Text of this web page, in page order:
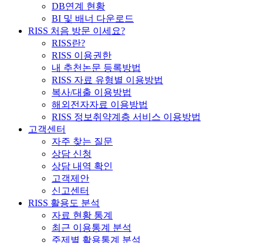
DB연계 현황
BI 및 배너 다운로드
RISS 처음 방문 이세요?
RISS란?
RISS 이용권한
내 추천논문 등록방법
RISS 자료 유형별 이용방법
복사/대출 이용방법
해외전자자료 이용방법
RISS 정보취약계층 서비스 이용방법
고객센터
자주 찾는 질문
상담 신청
상담 내역 확인
고객제안
신고센터
RISS 활용도 분석
자료 현황 통계
최근 이용통계 분석
주제별 활용통계 분석